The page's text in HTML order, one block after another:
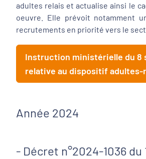
adultes relais et actualise ainsi le
oeuvre. Elle prévoit notamment
recrutements en priorité vers le
Instruction ministérielle du 8
relative au dispositif adultes-
Année 2024
- Décret n°2024-1036 du